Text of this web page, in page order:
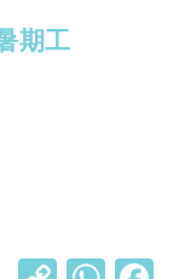
期工